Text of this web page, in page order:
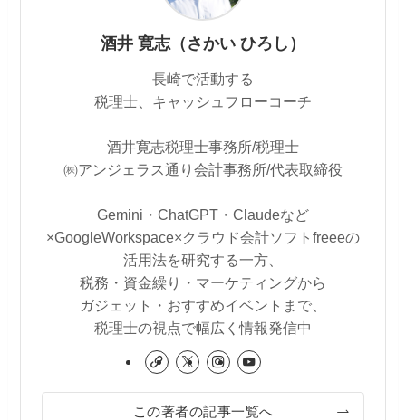
酒井 寛志（さかい ひろし）
長崎で活動する
税理士、キャッシュフローコーチ
酒井寛志税理士事務所/税理士
㈱アンジェラス通り会計事務所/代表取締役
Gemini・ChatGPT・Claudeなど
×GoogleWorkspace×クラウド会計ソフトfreeeの
活用法を研究する一方、
税務・資金繰り・マーケティングから
ガジェット・おすすめイベントまで、
税理士の視点で幅広く情報発信中
この著者の記事一覧へ